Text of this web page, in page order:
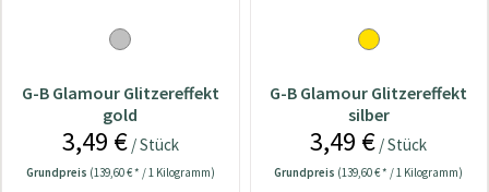
G-B Glamour Glitzereffekt
gold
3,49 €/ Stück
Grundpreis (139,60 € * / 1 Kilogramm)
G-B Glamour Glitzereffekt
silber
3,49 € / Stück
Grundpreis (139,60 € * / 1 Kilogramm)